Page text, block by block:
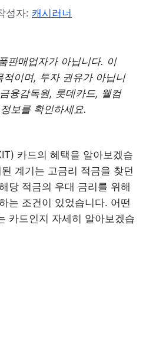
성자: 캐시러너
판매업자가 아닙니다. 이
적이며, 투자 권유가 아닙니
융감독원, 롯데카드, 웰컴
보를 확인하세요.
카드의 혜택을 알아보겠습
계기는 고금리 적금을 찾던
당 적금의 우대 금리를 위해
는 조건이 있었습니다. 어떤
카드인지 자세히 알아보겠습